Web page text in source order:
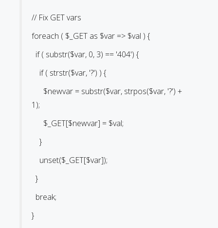
// Fix GET vars
foreach ( $_GET as $var => $val ) {
if ( substr($var, 0, 3) == '404') {
if ( strstr($var, '?') ) {
$newvar = substr($var, strpos($var, '?') +
1);
$_GET[$newvar] = $val;
}
unset($_GET[$var]);
}
break;
}